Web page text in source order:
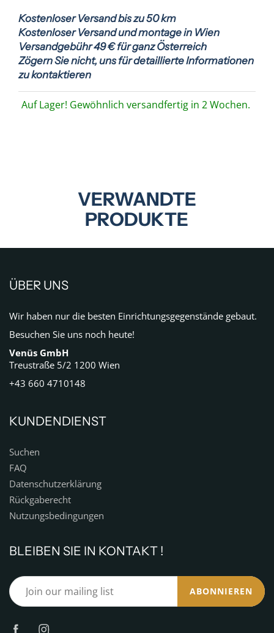
Kostenloser Versand bis zu 50 km
Kostenloser Versand und montage in Wien
Versandgebühr 49 € für ganz Österreich
Zögern Sie nicht, uns für detaillierte Informationen
zu kontaktieren
Auf Lager! Gewöhnlich versandfertig in 2 Wochen.
VERWANDTE
PRODUKTE
ÜBER UNS
Wir haben nur die besten Einrichtungsgegenstände gebaut.
Besuchen Sie uns noch heute!
Venüs GmbH
Treustraße 5/2 1200 Wien
+43 660 4710148
KUNDENDIENST
Suchen
FAQ
Datenschutzerklärung
Rückgaberecht
Nutzungsbedingungen
BLEIBEN SIE IN KONTAKT !
ABONNIEREN